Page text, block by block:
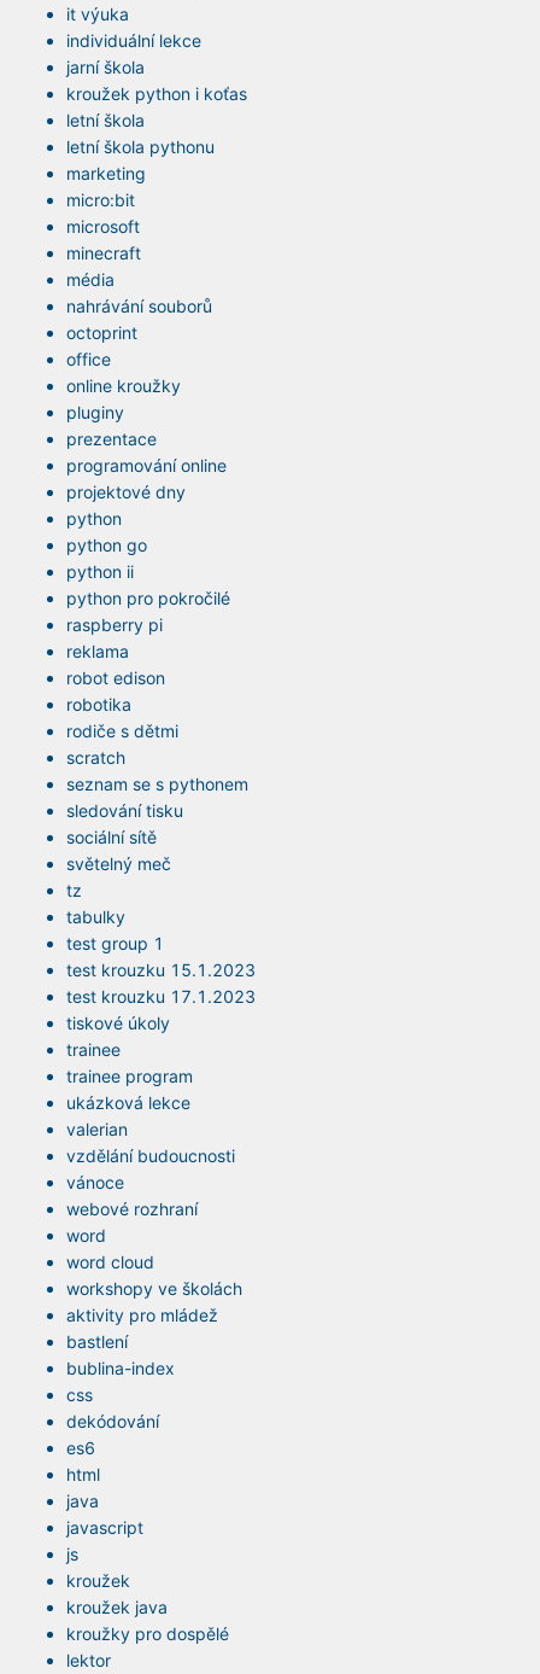
it výuka
individuální lekce
jarní škola
kroužek python i koťas
letní škola
letní škola pythonu
marketing
micro:bit
microsoft
minecraft
média
nahrávání souborů
octoprint
office
online kroužky
pluginy
prezentace
programování online
projektové dny
python
python go
python ii
python pro pokročilé
raspberry pi
reklama
robot edison
robotika
rodiče s dětmi
scratch
seznam se s pythonem
sledování tisku
sociální sítě
světelný meč
tz
tabulky
test group 1
test krouzku 15.1.2023
test krouzku 17.1.2023
tiskové úkoly
trainee
trainee program
ukázková lekce
valerian
vzdělání budoucnosti
vánoce
webové rozhraní
word
word cloud
workshopy ve školách
aktivity pro mládež
bastlení
bublina-index
css
dekódování
es6
html
java
javascript
js
kroužek
kroužek java
kroužky pro dospělé
lektor